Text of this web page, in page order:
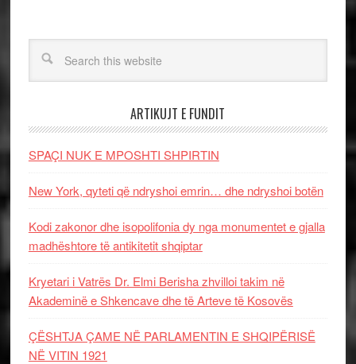
ARTIKUJT E FUNDIT
SPAÇI NUK E MPOSHTI SHPIRTIN
New York, qyteti që ndryshoi emrin… dhe ndryshoi botën
Kodi zakonor dhe isopolifonia dy nga monumentet e gjalla
madhështore të antikitetit shqiptar
Kryetari i Vatrës Dr. Elmi Berisha zhvilloi takim në
Akademinë e Shkencave dhe të Arteve të Kosovës
ÇËSHTJA ÇAME NË PARLAMENTIN E SHQIPËRISË
NË VITIN 1921